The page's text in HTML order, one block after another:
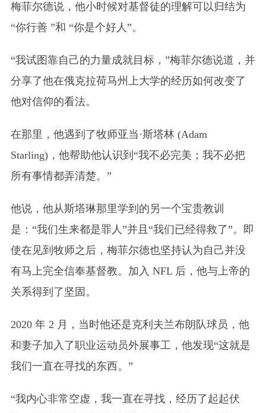
梅菲尔德说，他小时候对基督徒的理解可以归结为
“你行善 ”和 “你是个好人”。
“我试图靠自己的力量成就目标，”梅菲尔德说道，并
分享了他在俄克拉荷马州上大学的经历如何改变了
他对信仰的看法。
在那里，他遇到了牧师亚当·斯塔林 (Adam
Starling)，他帮助他认识到“我不必完美；我不必把
所有事情都弄清楚。”
他说，他从斯塔琳那里学到的另一个宝贵教训
是：“我们生来都是罪人”并且“我们已经得救了”。即
使在见到牧师之后，梅菲尔德也坚持认为自己并没
有马上完全信奉基督教。加入 NFL 后，他与上帝的
关系得到了坚固。
2020 年 2 月，当时他还是克利夫兰布朗队球员，他
和妻子加入了职业运动员外展事工，他发现“这就是
我们一直在寻找的东西。”
“我内心非常空虚，我一直在寻找，经历了起起伏